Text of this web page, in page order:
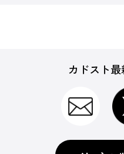
カドスト